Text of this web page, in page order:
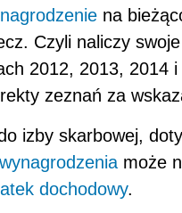
na
Czyli naliczy
2012, 2013, 2014
zeznań za
izby skarbowej,
wynagrodzenia może
dochodowy.